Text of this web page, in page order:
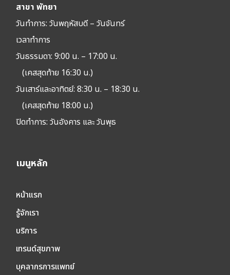
สาขา พัทยา
วันทำการ: วันพฤหัสบดี – วันจันทร์
เวลาทำการ
วันธรรมดา: 9:00 น. – 17:00 น.
(เคสสุดท้าย 16:30 น.)
วันเสาร์และอาทิตย์: 8:30 น. – 18:30 น.
(เคสสุดท้าย 18:00 น.)
ปิดทำการ:วันอังคาร และ วันพุธ
เมนูหลัก
หน้าแรก
รู้จักเรา
บริการ
เทรนด์สุขภาพ
บุคลากรการแพทย์